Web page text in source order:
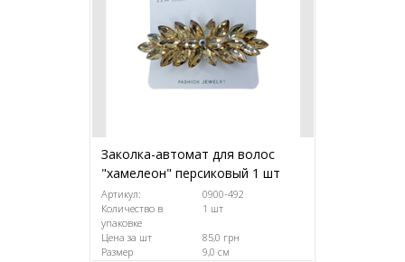
Заколка-автомат для волос
"хамелеон" персиковый 1 шт
Артикул:
0900-492
Количество в
упаковке
1 шт
Цена за шт
85,0 грн
Размер
9,0 см